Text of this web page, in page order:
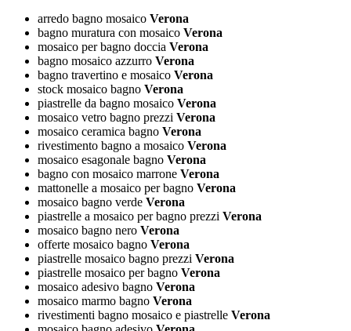
arredo bagno mosaico Verona
bagno muratura con mosaico Verona
mosaico per bagno doccia Verona
bagno mosaico azzurro Verona
bagno travertino e mosaico Verona
stock mosaico bagno Verona
piastrelle da bagno mosaico Verona
mosaico vetro bagno prezzi Verona
mosaico ceramica bagno Verona
rivestimento bagno a mosaico Verona
mosaico esagonale bagno Verona
bagno con mosaico marrone Verona
mattonelle a mosaico per bagno Verona
mosaico bagno verde Verona
piastrelle a mosaico per bagno prezzi Verona
mosaico bagno nero Verona
offerte mosaico bagno Verona
piastrelle mosaico bagno prezzi Verona
piastrelle mosaico per bagno Verona
mosaico adesivo bagno Verona
mosaico marmo bagno Verona
rivestimenti bagno mosaico e piastrelle Verona